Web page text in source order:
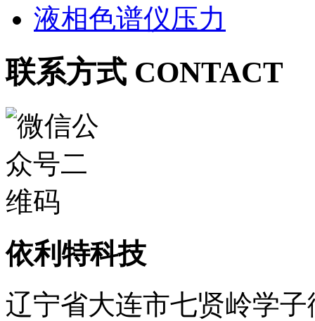
液相色谱仪压力
联系方式 CONTACT
依利特科技
辽宁省大连市七贤岭学子